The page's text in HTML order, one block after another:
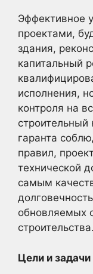
Эффективное
проектами,
здания,
капитальный
исполнения,
контроля на
строительный
гаранта
правил,
технической
самым
обновляемых
строительства.
Цели и задачи